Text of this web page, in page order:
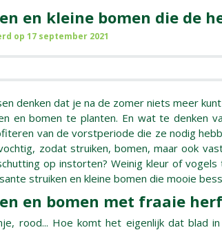
en kleine bomen die de
op 17 september 2021
denken dat je na de zomer niets meer
en bomen te planten. En wat te denken
van de vorstperiode die ze nodig
zodat struiken, bomen, maar ook
op instorten? Weinig kleur of
struiken en kleine bomen die mooie
en bomen met fraaie
rood... Hoe komt het eigenlijk dat blad